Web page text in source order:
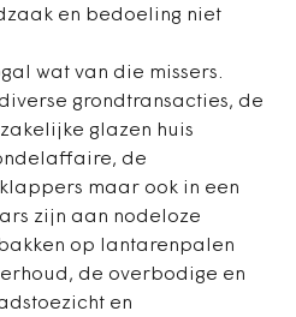
en bedoeling niet
wat van die missers.
grondtransacties, de
glazen huis
de
maar ook in een
zijn aan nodeloze
op lantarenpalen
de overbodige en
en